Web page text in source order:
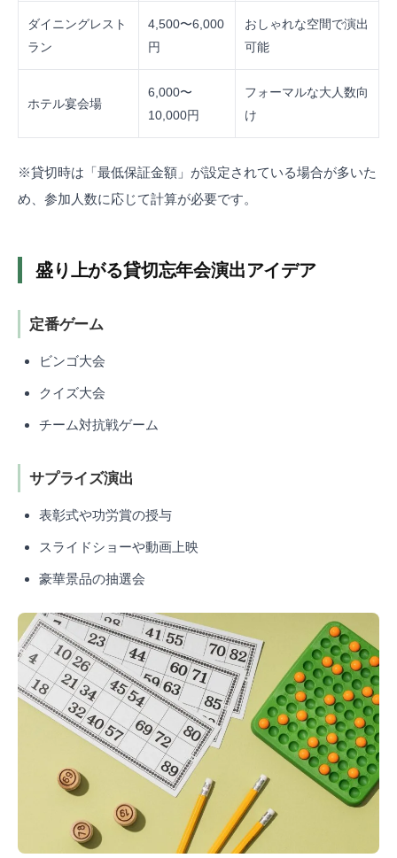
ダイニングレスト
ラン
4,500〜6,000
円
おしゃれな空間で演出
可能
ホテル宴会場
6,000〜
10,000円
フォーマルな大人数向
け
※貸切時は「最低保証金額」が設定されている場合が多いた
め、参加人数に応じて計算が必要です。
盛り上がる貸切忘年会演出アイデア
定番ゲーム
ビンゴ大会
クイズ大会
チーム対抗戦ゲーム
サプライズ演出
表彰式や功労賞の授与
スライドショーや動画上映
豪華景品の抽選会